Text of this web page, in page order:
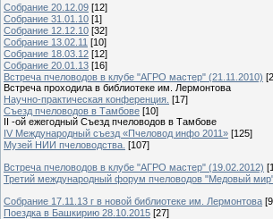
Собрание 20.12.09 [12]
Собрание 31.01.10 [1]
Собрание 12.12.10 [32]
Собрание 13.02.11 [10]
Собрание 18.03.12 [12]
Собрание 20.01.13 [16]
Встреча пчеловодов в клубе "АГРО мастер" (21.11.2010)
Встреча проходила в библиотеке им. Лермонтова
Научно-практическая конференция. [17]
Съезд пчеловодов в Тамбове [10]
II -ой ежегодный Съезд пчеловодов в Тамбове
IV Международный съезд «Пчеловод инфо 2011» [125]
Музей НИИ пчеловодства. [107]
Встреча пчеловодов в клубе "АГРО мастер" (19.02.2012)
Третий международный форум пчеловодов "Медовый
Собрание 17.11.13 г в новой библиотеке им. Лермонтова
Поездка в Башкирию 28.10.2015 [27]